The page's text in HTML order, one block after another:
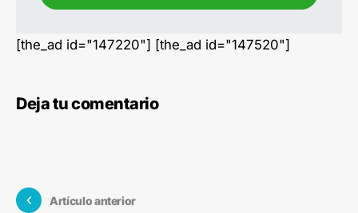
[the_ad id="147220"] [the_ad id="147520"]
Deja tu comentario
Artículo anterior